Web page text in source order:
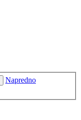
Napredno